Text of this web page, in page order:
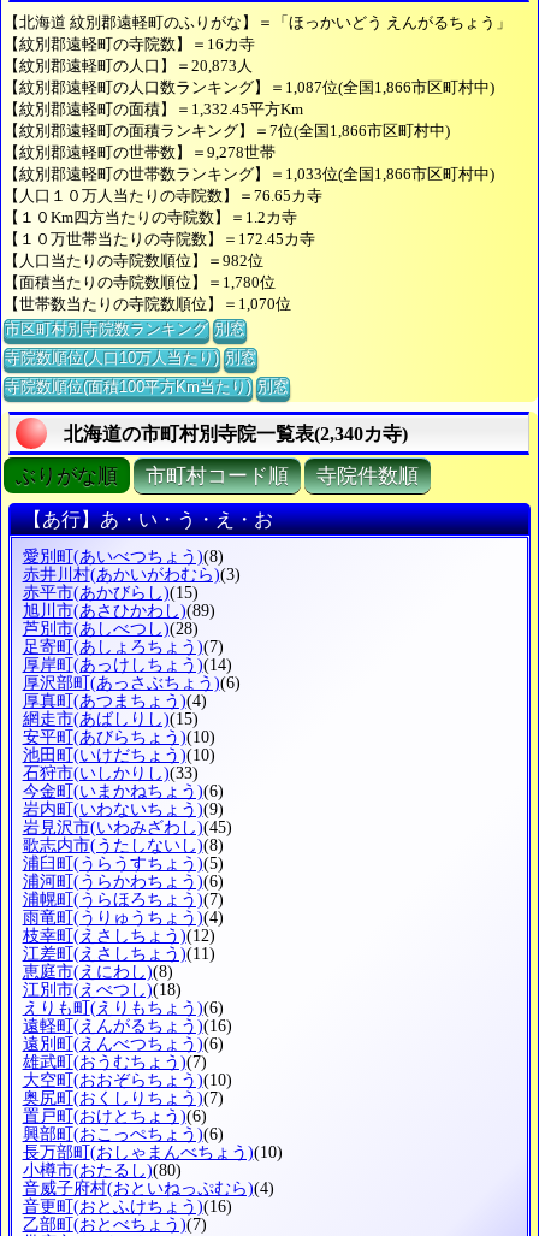
【北海道 紋別郡遠軽町のふりがな】＝「ほっかいどう えんがるちょう」
【紋別郡遠軽町の寺院数】＝16カ寺
【紋別郡遠軽町の人口】＝20,873人
【紋別郡遠軽町の人口数ランキング】＝1,087位(全国1,866市区町村中)
【紋別郡遠軽町の面積】＝1,332.45平方Km
【紋別郡遠軽町の面積ランキング】＝7位(全国1,866市区町村中)
【紋別郡遠軽町の世帯数】＝9,278世帯
【紋別郡遠軽町の世帯数ランキング】＝1,033位(全国1,866市区町村中)
【人口１０万人当たりの寺院数】＝76.65カ寺
【１０Km四方当たりの寺院数】＝1.2カ寺
【１０万世帯当たりの寺院数】＝172.45カ寺
【人口当たりの寺院数順位】＝982位
【面積当たりの寺院数順位】＝1,780位
【世帯数当たりの寺院数順位】＝1,070位
市区町村別寺院数ランキング 別窓
寺院数順位(人口10万人当たり) 別窓
寺院数順位(面積100平方Km当たり) 別窓
北海道の市町村別寺院一覧表(2,340カ寺)
ぶりがな順 市町村コード順 寺院件数順
【あ行】あ・い・う・え・お
愛別町 (あいべつちょう)(8)
赤井川村(あかいがわむら)(3)
赤平市(あかびらし)(15)
旭川市(あさひかわし)(89)
芦別市(あしべつし)(28)
足寄町 (あしょろちょう)(7)
厚岸町 (あっけしちょう)(14)
厚沢部町 (あっさぶちょう)(6)
厚真町 (あつまちょう)(4)
網走市(あばしりし)(15)
安平町 (あびらちょう)(10)
池田町 (いけだちょう)(10)
石狩市(いしかりし)(33)
今金町 (いまかねちょう)(6)
岩内町 (いわないちょう)(9)
岩見沢市(いわみざわし)(45)
歌志内市(うたしないし)(8)
浦臼町 (うらうすちょう)(5)
浦河町 (うらかわちょう)(6)
浦幌町 (うらほろちょう)(7)
雨竜町 (うりゅうちょう)(4)
枝幸町 (えさしちょう)(12)
江差町 (えさしちょう)(11)
恵庭市(えにわし)(8)
江別市(えべつし)(18)
えりも町 (えりもちょう)(6)
遠軽町 (えんがるちょう)(16)
遠別町 (えんべつちょう)(6)
雄武町 (おうむちょう)(7)
大空町 (おおぞらちょう)(10)
奥尻町 (おくしりちょう)(7)
置戸町 (おけとちょう)(6)
興部町 (おこっぺちょう)(6)
長万部町 (おしゃまんべちょう)(10)
小樽市(おたるし)(80)
音威子府村(おといねっぷむら)(4)
音更町 (おとふけちょう)(16)
乙部町 (おとべちょう)(7)